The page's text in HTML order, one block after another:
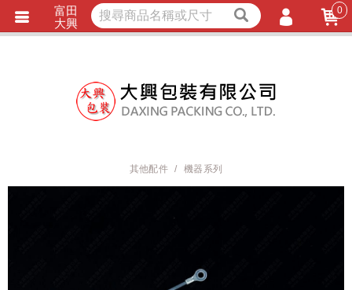
立即詢價 LINE詢問
其他配件 機器系列
富田
大興
0
會員註冊
忘記密碼
獨家商品 耐熱內襯